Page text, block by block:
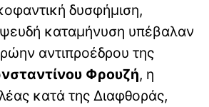
δυσφήμιση,
καταμήνυση υπέβαλαν
αντιπροέδρου της
Φρουζή, η
κατά της Διαφθοράς,